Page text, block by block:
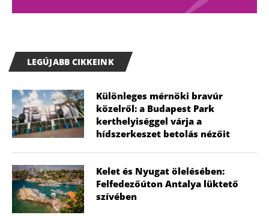
LEGÚJABB CIKKEINK
Különleges mérnöki bravúr
közelről: a Budapest Park
kerthelyiséggel várja a
hídszerkeszet betolás nézőit
Kelet és Nyugat ölelésében:
Felfedezőúton Antalya lüktető
szívében